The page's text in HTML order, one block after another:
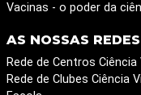
Vacinas - o poder da
AS NOSSAS REDES
Rede de Centros Ciência
Rede de Clubes Ciência